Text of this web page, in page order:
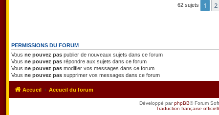
62 sujets 1 2
PERMISSIONS DU FORUM
Vous ne pouvez pas publier de nouveaux sujets dans ce forum
Vous ne pouvez pas répondre aux sujets dans ce forum
Vous ne pouvez pas modifier vos messages dans ce forum
Vous ne pouvez pas supprimer vos messages dans ce forum
Accueil Accueil du forum
Développé parphpBB® Forum
Traduction française